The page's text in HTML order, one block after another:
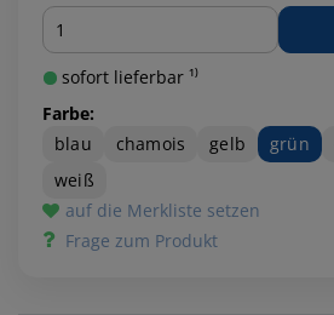
Menge
sofort lieferbar ¹⁾
Farbe:
blau
chamois gelb grün
weiß
auf die Merkliste setzen
Frage zum Produkt